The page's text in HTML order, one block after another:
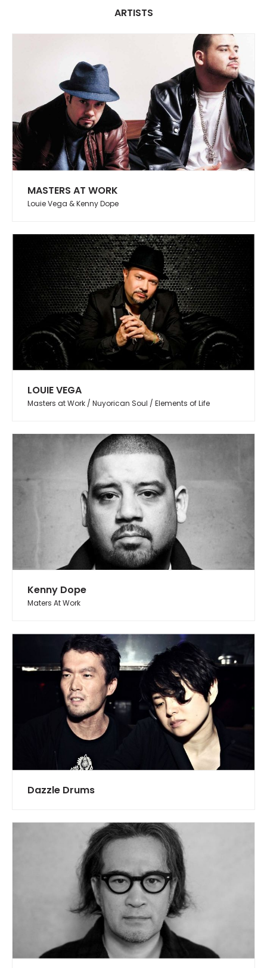
ARTISTS
MASTERS AT WORK
Louie Vega & Kenny Dope
LOUIE VEGA
Masters at Work / Nuyorican Soul / Elements of Life
Kenny Dope
Maters At Work
Dazzle Drums